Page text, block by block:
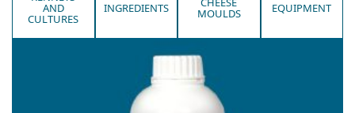
AND
CULTURES
INGREDIENTS MOULDS EQUIPMENT
HYGIENE
CLEANING
LABORATORY